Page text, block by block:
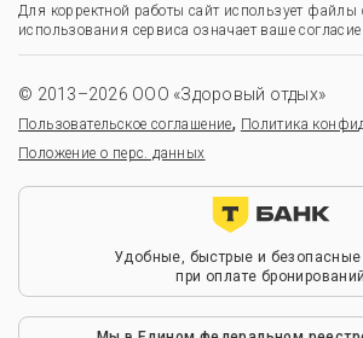
Для корректной работы сайт использует файлы
использования сервиса означает ваше
© 2013–2026 ООО «Здоровый отдых»
Пользовательское соглашение, Политика
Положение о перс. данных
Удобные, быстрые и безопасные
при оплате бронирований